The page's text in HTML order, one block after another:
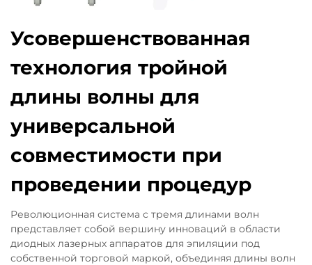
Усовершенствованная
технология тройной
длины волны для
универсальной
совместимости при
проведении процедур
Революционная система с тремя длинами волн
представляет собой вершину инноваций в области
диодных лазерных аппаратов для эпиляции под
собственной торговой маркой, объединяя длины волн